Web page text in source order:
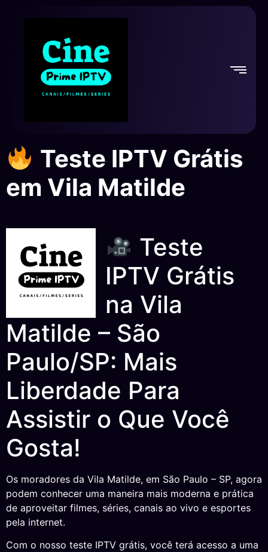
Teste IPTV Grátis
em Vila Matilde
Teste
IPTV Grátis
na Vila
Matilde – São
Paulo/SP: Mais
Liberdade Para
Assistir o Que Você
Gosta!
Os moradores da Vila Matilde, em São Paulo – SP, agora
podem conhecer uma maneira mais moderna e prática
de aproveitar filmes, séries, canais ao vivo e esportes
pela internet.
Com o nosso teste IPTV grátis, você terá acesso a uma